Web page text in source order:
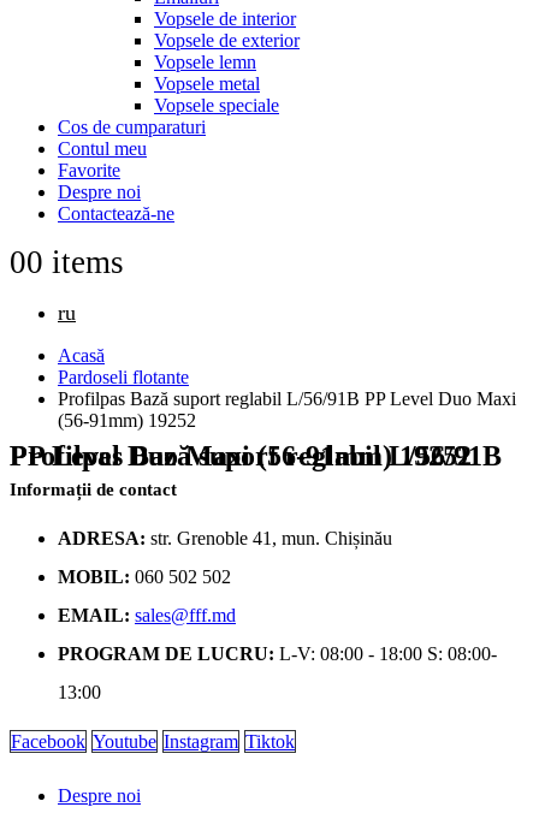
Vopsele de interior
Vopsele de exterior
Vopsele lemn
Vopsele metal
Vopsele speciale
Cos de cumparaturi
Contul meu
Favorite
Despre noi
Contactează-ne
00 items
ru
Acasă
Pardoseli flotante
Profilpas Bază suport reglabil L/56/91B PP Level Duo Maxi
(56-91mm) 19252
Profilpas Bază suport reglabil L/56/91B PP Level Duo Maxi (56-91mm) 19252
Informații de contact
ADRESA: str. Grenoble 41, mun. Chișinău
MOBIL: 060 502 502
EMAIL: sales@fff.md
PROGRAM DE LUCRU: L-V: 08:00 - 18:00 S: 08:00-
13:00
Facebook Youtube Instagram Tiktok
Despre noi